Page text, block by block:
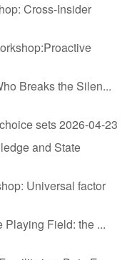
Cross-Insider
Breaks the Silen...
sets2026-04-23
and State
Universal factor
Field: the ...